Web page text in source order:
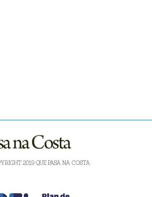
2019 QUE PASA NA COSTA